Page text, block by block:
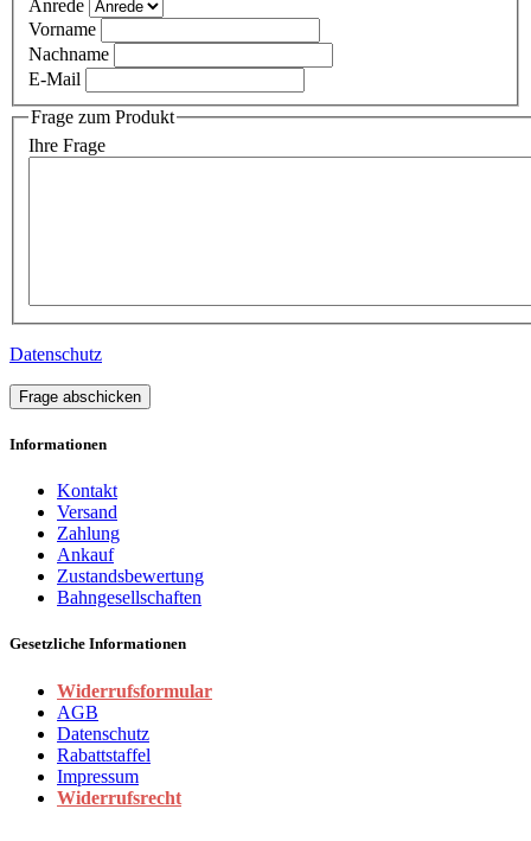
Anrede
Vorname
Nachname
E-Mail
Frage zum Produkt
Ihre Frage
Datenschutz
Frage abschicken
Informationen
Kontakt
Versand
Zahlung
Ankauf
Zustandsbewertung
Bahngesellschaften
Gesetzliche Informationen
Widerrufsformular
AGB
Datenschutz
Rabattstaffel
Impressum
Widerrufsrecht